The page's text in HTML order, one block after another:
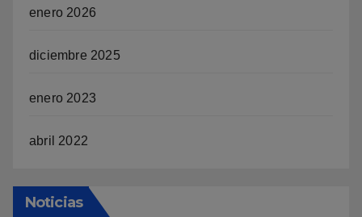
enero 2026
diciembre 2025
enero 2023
abril 2022
Noticias